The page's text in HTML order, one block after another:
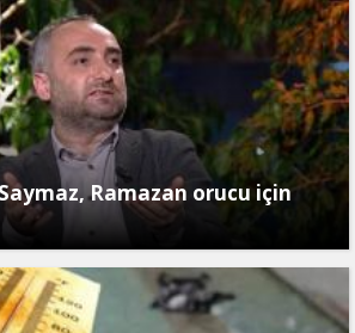
Ramazan orucu için